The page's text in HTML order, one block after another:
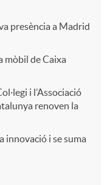
presència a Madrid
mòbil de Caixa
i l’Associació
renoven la
innovació i se suma